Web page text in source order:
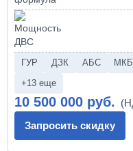
ГУР ДЗК АБС МКБ
+13 еще
10 500 000 руб.
Запросить скидку